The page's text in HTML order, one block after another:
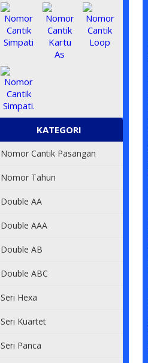
KATEGORI
Nomor Cantik Pasangan
Nomor Tahun
Double AA
Double AAA
Double AB
Double ABC
Seri Hexa
Seri Kuartet
Seri Panca